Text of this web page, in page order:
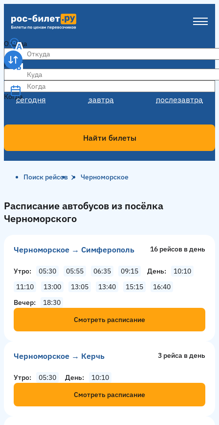
Откуда
Куда
Когда
сегодня завтра послезавтра
Когда
Найти билеты
Поиск рейсов Черноморское
Расписание автобусов из посёлка
Черноморского
Черноморское → Симферополь 16 рейсов в день
Утро 05:30 05:55 06:35 09:15 День
10:10
11:10
13:00 13:05 13:40 15:15
16:40
Вечер
18:30
Смотреть расписание
Черноморское → Керчь 3 рейсa в день
Утро 05:30 День
10:10
Смотреть расписание